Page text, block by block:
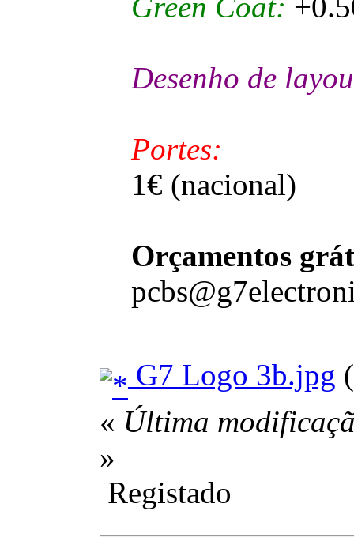
Desenho de
Portes:
1€ (nacional)
Orçamentos
G7 Logo 3b.jpg
« Última
»
Registado